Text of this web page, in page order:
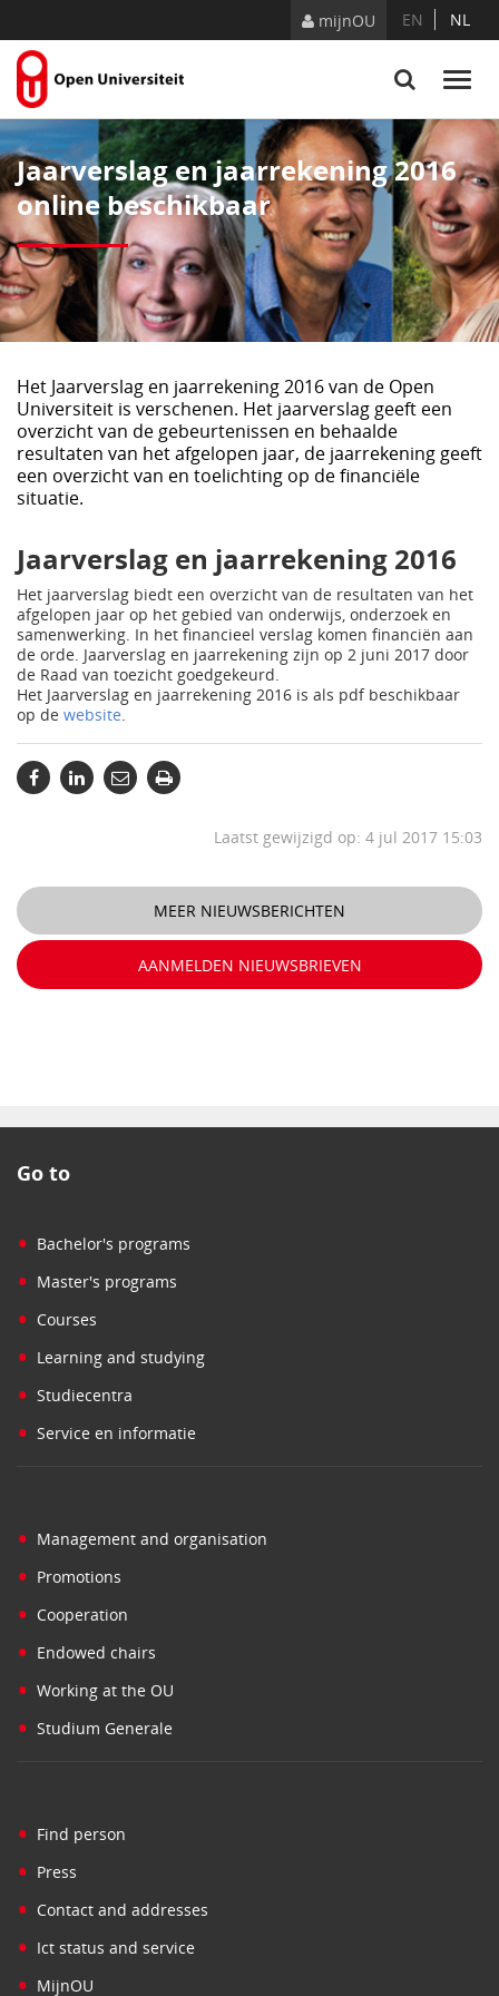
mijnOU EN NL
Jaarverslag en jaarrekening 2016
online beschikbaar
Het Jaarverslag en jaarrekening 2016 van de Open
Universiteit is verschenen. Het jaarverslag geeft een
overzicht van de gebeurtenissen en behaalde
resultaten van het afgelopen jaar, de jaarrekening geeft
een overzicht van en toelichting op de financiële
situatie.
Jaarverslag en jaarrekening 2016
Het jaarverslag biedt een overzicht van de resultaten van het
afgelopen jaar op het gebied van onderwijs, onderzoek en
samenwerking. In het financieel verslag komen financiën aan
de orde. Jaarverslag en jaarrekening zijn op 2 juni 2017 door
de Raad van toezicht goedgekeurd.
Het Jaarverslag en jaarrekening 2016 is als pdf beschikbaar
op de website.
Laatst gewijzigd op: 4 jul 2017 15:03
MEER NIEUWSBERICHTEN
AANMELDEN NIEUWSBRIEVEN
Go to
• Bachelor's programs
• Master's programs
• Courses
• Learning and studying
• Studiecentra
• Service en informatie
• Management and organisation
• Promotions
• Cooperation
• Endowed chairs
• Working at the OU
• Studium Generale
• Find person
• Press
• Contact and addresses
• Ict status and service
• MijnOU